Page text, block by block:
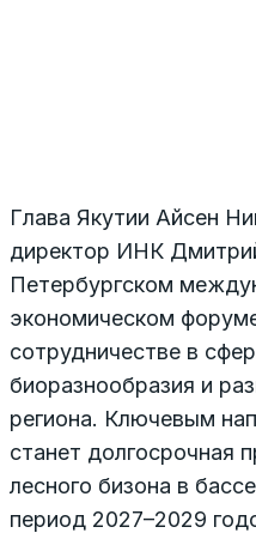
Глава Якутии Айсен
директор ИНК
Петербургском
экономическом
сотрудничестве в
биоразнообразия и
региона. Ключевым
станет долгосрочная
лесного бизона в
период 2027–2029